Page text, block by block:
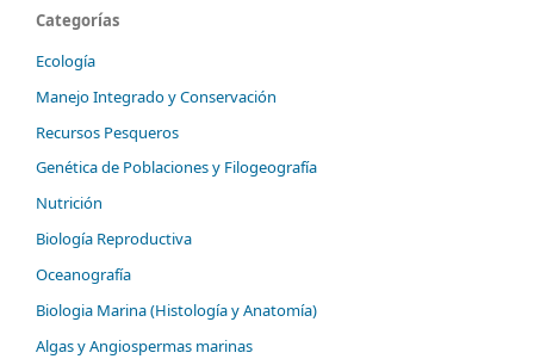
Categorías
Ecología
Manejo Integrado y Conservación
Recursos Pesqueros
Genética de Poblaciones y Filogeografía
Nutrición
Biología Reproductiva
Oceanografía
Biologia Marina (Histología y Anatomía)
Algas y Angiospermas marinas